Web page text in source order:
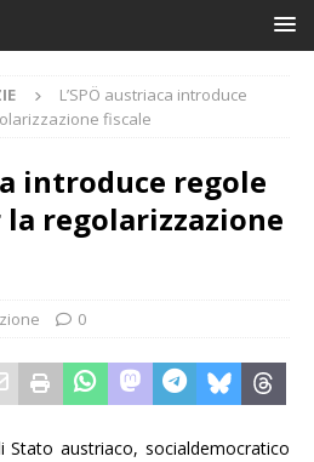
L’SPÖ austriaca introduce
fiscale
introduce regole
regolarizzazione
0
Stato austriaco, socialdemocratico